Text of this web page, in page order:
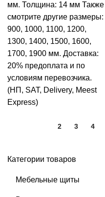
Категории товаров
Мебельные щиты
мм. Толщина: 14 мм Также
смотрите другие размеры:
900, 1000, 1100, 1200,
1300, 1400, 1500, 1600,
1700, 1900 мм. Доставка:
20% предоплата и по
условиям перевозчика.
(НП, SAT, Delivery, Meest
Express)
2 3 4